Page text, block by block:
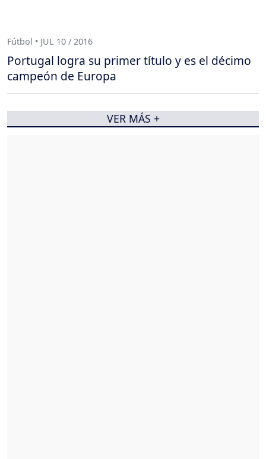
Fútbol • JUL 10 / 2016
Portugal logra su primer título y es el décimo
campeón de Europa
VER MÁS +